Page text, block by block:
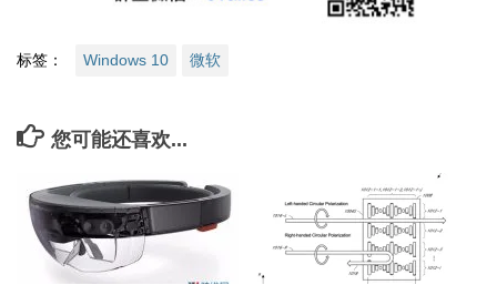
标签： Windows 10 微软
您可能还喜欢...